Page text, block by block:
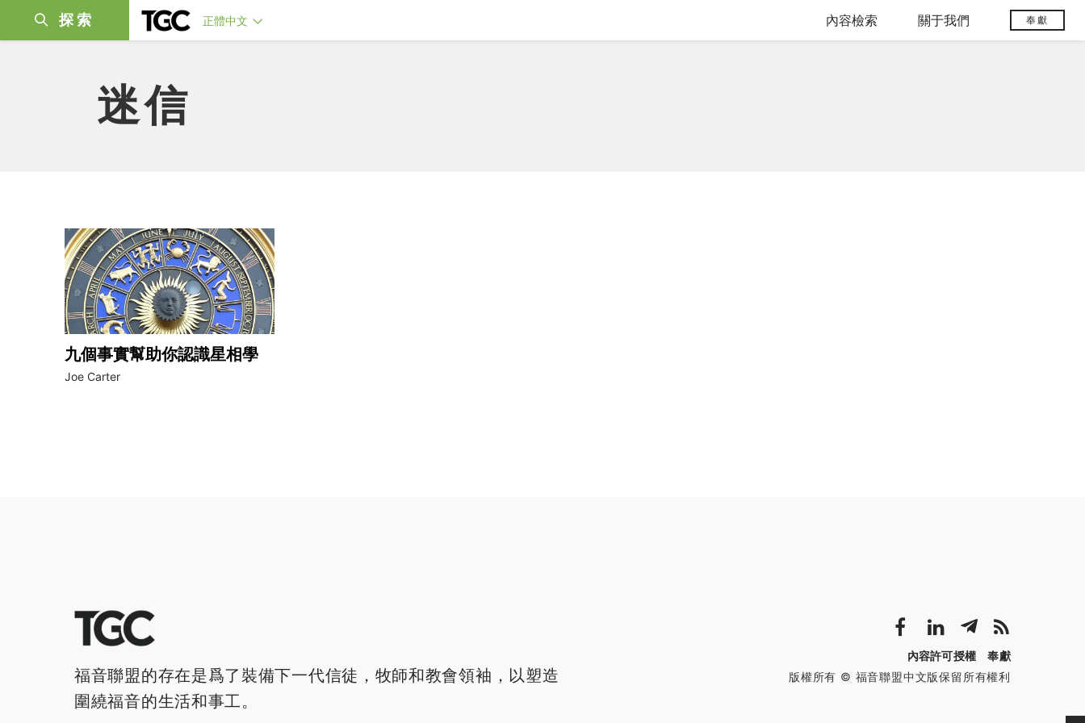
探索 正體中文 內容檢索 關于我們 奉獻
迷信
九個事實幫助你認識星相學
Joe Carter
福音聯盟的存在是爲了裝備下一代信徒，牧師和教會領袖，以塑造
圍繞福音的生活和事工。
內容許可授權
奉獻
版權所有 © 福音聯盟中文版保留所有權利